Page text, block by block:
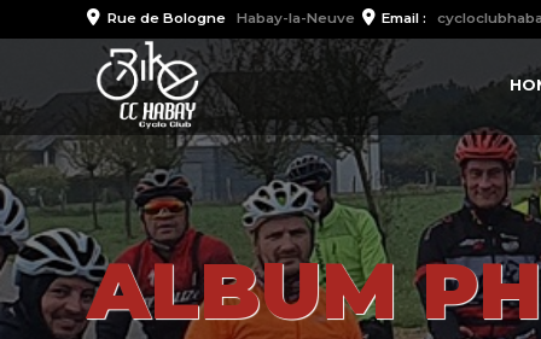
Rue de Bologne Habay-la-Neuve Email :
ALBUM